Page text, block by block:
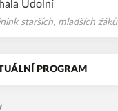
Údolní
starších, mladších žáků
PROGRAM